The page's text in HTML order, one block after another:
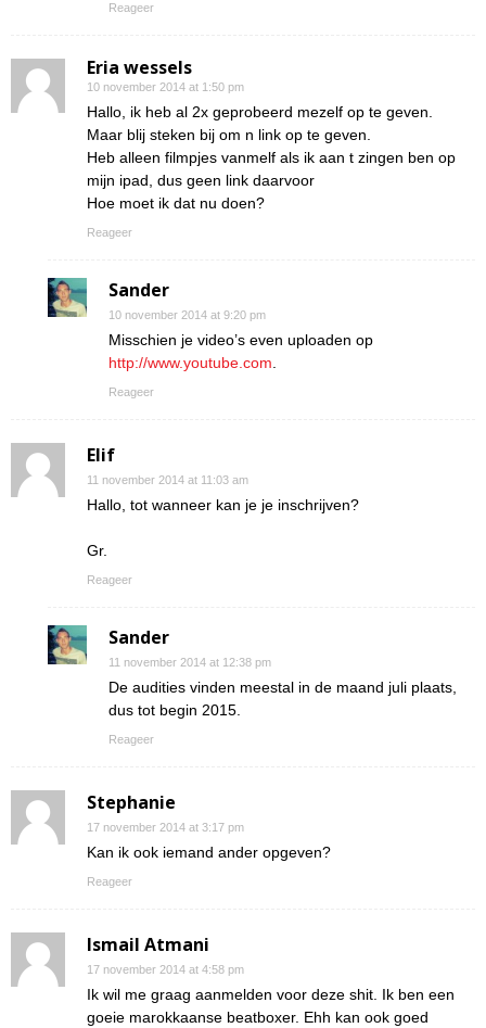
Reageer
Eria wessels
10 november 2014 at 1:50 pm
Hallo, ik heb al 2x geprobeerd mezelf op te geven.
Maar blij steken bij om n link op te geven.
Heb alleen filmpjes vanmelf als ik aan t zingen ben op
mijn ipad, dus geen link daarvoor
Hoe moet ik dat nu doen?
Reageer
Sander
10 november 2014 at 9:20 pm
Misschien je video’s even uploaden op
http://www.youtube.com.
Reageer
Elif
11 november 2014 at 11:03 am
Hallo, tot wanneer kan je je inschrijven?
Gr.
Reageer
Sander
11 november 2014 at 12:38 pm
De audities vinden meestal in de maand juli plaats,
dus tot begin 2015.
Reageer
Stephanie
17 november 2014 at 3:17 pm
Kan ik ook iemand ander opgeven?
Reageer
Ismail Atmani
17 november 2014 at 4:58 pm
Ik wil me graag aanmelden voor deze shit. Ik ben een
goeie marokkaanse beatboxer. Ehh kan ook goed